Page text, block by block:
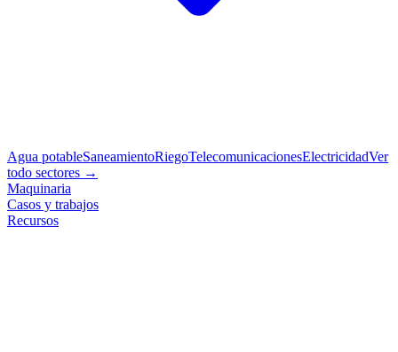
Agua potableSaneamientoRiegoTelecomunicacionesElectricidadVer
todo sectores →
Maquinaria
Casos y trabajos
Recursos